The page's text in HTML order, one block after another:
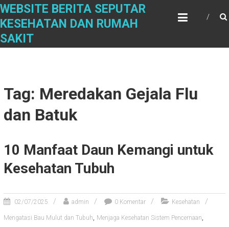
Skip
content
WEBSITE BERITA SEPUTAR
KESEHATAN DAN RUMAH
SAKIT
Tag: Meredakan Gejala Flu
dan Batuk
10 Manfaat Daun Kemangi untuk
Kesehatan Tubuh
02/07/2025 admin 0 Komentar Kesehatan
Mengatasi Bau Mulut dan Tubuh, Menjaga Kesehatan Sistem Pencernaan,